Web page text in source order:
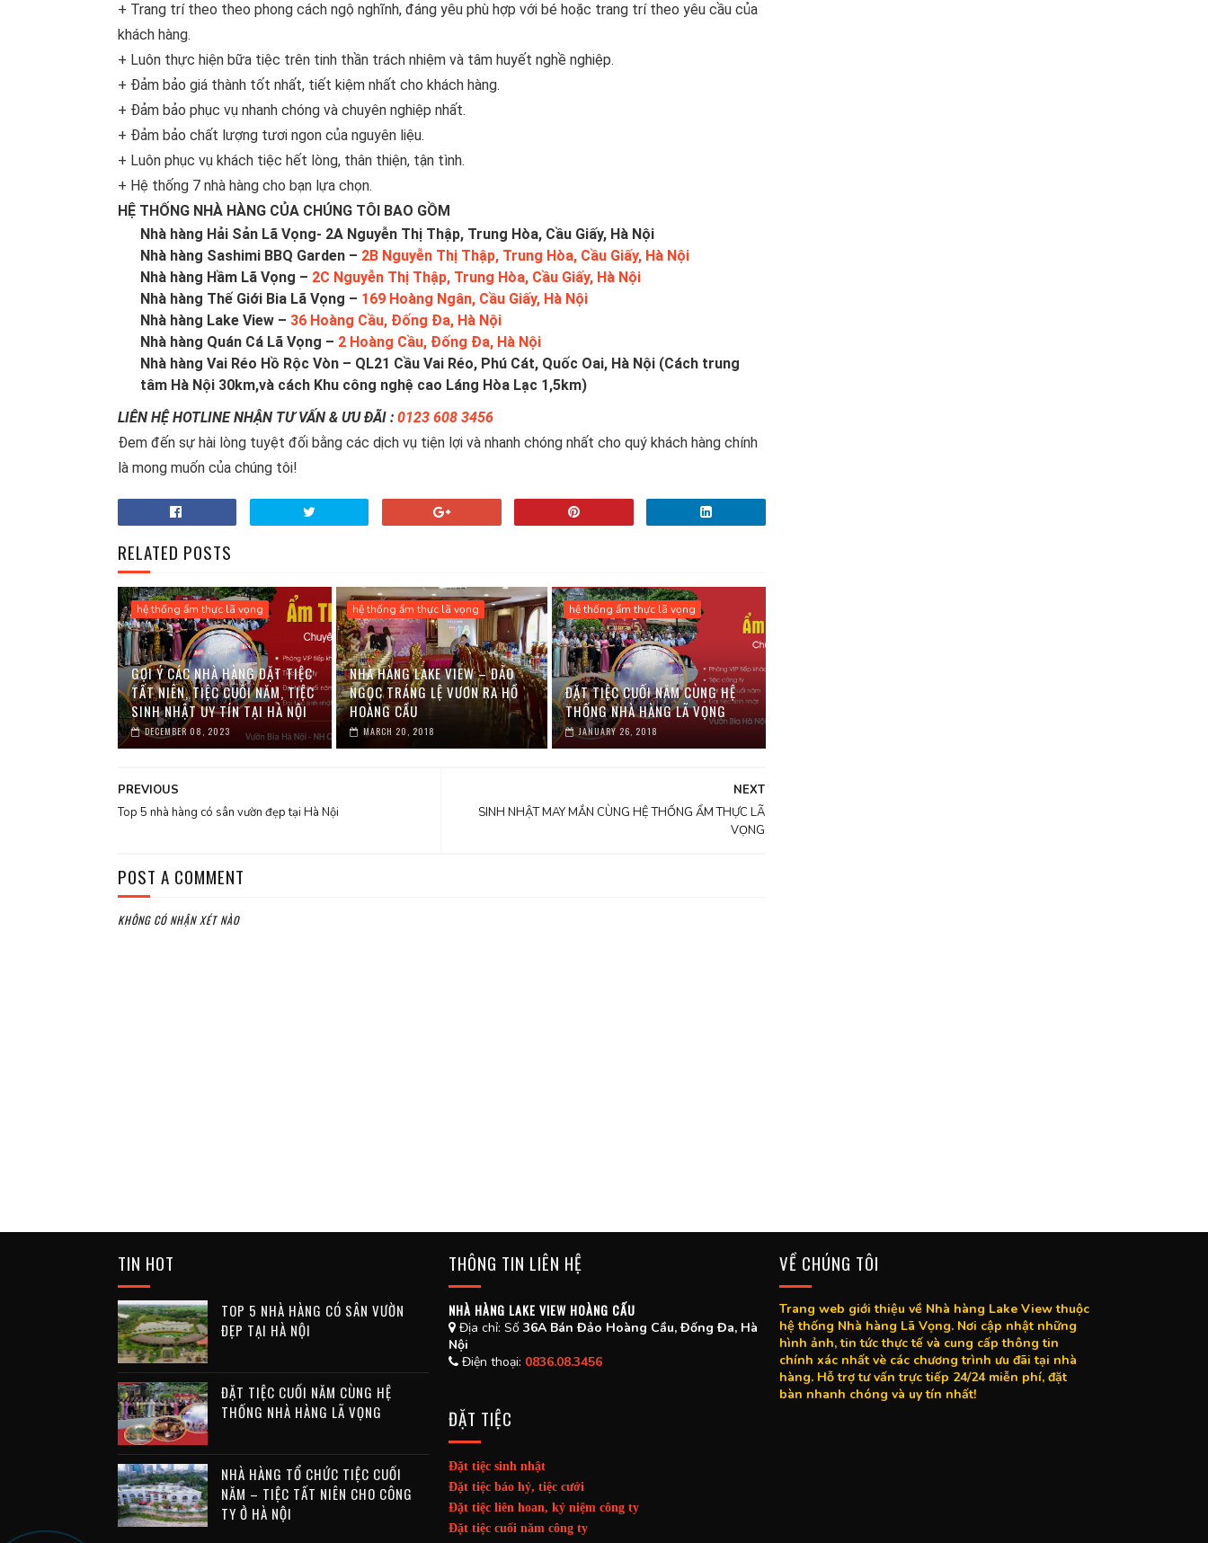
+ Trang trí theo theo phong cách ngộ nghĩnh, đáng yêu phù hợp với bé hoặc trang trí theo yêu cầu của
khách hàng.
+ Luôn thực hiện bữa tiệc trên tinh thần trách nhiệm và tâm huyết nghề nghiệp.
+ Đảm bảo giá thành tốt nhất, tiết kiệm nhất cho khách hàng.
+ Đảm bảo phục vụ nhanh chóng và chuyên nghiệp nhất.
+ Đảm bảo chất lượng tươi ngon của nguyên liệu.
+ Luôn phục vụ khách tiệc hết lòng, thân thiện, tận tình.
+ Hệ thống 7 nhà hàng cho bạn lựa chọn.
HỆ THỐNG NHÀ HÀNG CỦA CHÚNG TÔI BAO GỒM
Nhà hàng Hải Sản Lã Vọng- 2A Nguyễn Thị Thập, Trung Hòa, Cầu Giấy, Hà Nội
Nhà hàng Sashimi BBQ Garden – 2B Nguyễn Thị Thập, Trung Hòa, Cầu Giấy, Hà Nội
Nhà hàng Hầm Lã Vọng – 2C Nguyễn Thị Thập, Trung Hòa, Cầu Giấy, Hà Nội
Nhà hàng Thế Giới Bia Lã Vọng – 169 Hoàng Ngân, Cầu Giấy, Hà Nội
Nhà hàng Lake View – 36 Hoàng Cầu, Đống Đa, Hà Nội
Nhà hàng Quán Cá Lã Vọng – 2 Hoàng Cầu, Đống Đa, Hà Nội
Nhà hàng Vai Réo Hồ Rộc Vòn – QL21 Cầu Vai Réo, Phú Cát, Quốc Oai, Hà Nội (Cách trung
tâm Hà Nội 30km,và cách Khu công nghệ cao Láng Hòa Lạc 1,5km)
LIÊN HỆ HOTLINE NHẬN TƯ VẤN & ƯU ĐÃI : 0123 608 3456
Đem đến sự hài lòng tuyệt đối bằng các dịch vụ tiện lợi và nhanh chóng nhất cho quý khách hàng chính
là mong muốn của chúng tôi!
RELATED POSTS
hệ thống ẩm thực lã vọng
GỢI Ý CÁC NHÀ HÀNG ĐẶT TIỆC
TẤT NIÊN, TIỆC CUỐI NĂM, TIỆC
SINH NHẬT UY TÍN TẠI HÀ NỘI
DECEMBER 08, 2023
hệ thống ẩm thực lã vọng
NHÀ HÀNG LAKE VIEW – ĐẢO
NGỌC TRÁNG LỆ VƯƠN RA HỒ
HOÀNG CẦU
MARCH 20, 2018
hệ thống ẩm thực lã vọng
ĐẶT TIỆC CUỐI NĂM CÙNG HỆ
THỐNG NHÀ HÀNG LÃ VỌNG
JANUARY 26, 2018
NEXT
SINH NHẬT MAY MẮN CÙNG HỆ THỐNG ẨM THỰC LÃ
VỌNG
PREVIOUS
Top 5 nhà hàng có sân vườn đẹp tại Hà Nội
POST A COMMENT
KHÔNG CÓ NHẬN XÉT NÀO
TIN HOT
TOP 5 NHÀ HÀNG CÓ SÂN VƯỜN
ĐẸP TẠI HÀ NỘI
ĐẶT TIỆC CUỐI NĂM CÙNG HỆ
THỐNG NHÀ HÀNG LÃ VỌNG
NHÀ HÀNG TỔ CHỨC TIỆC CUỐI
NĂM – TIỆC TẤT NIÊN CHO CÔNG
TY Ở HÀ NỘI
THÔNG TIN LIÊN HỆ
NHÀ HÀNG LAKE VIEW HOÀNG CẤU
Địa chỉ: Số 36A Bán Đảo Hoàng Cầu, Đống Đa, Hà
Nội
Điện thoại: 0836.08.3456
ĐẶT TIỆC
Đặt tiệc sinh nhật
Đặt tiệc báo hỷ, tiệc cưới
Đặt tiệc liên hoan, kỷ niệm công ty
Đặt tiệc cuối năm công ty
VỀ CHÚNG TÔI
Trang web giới thiệu về Nhà hàng Lake View thuộc
hệ thống Nhà hàng Lã Vọng. Nơi cập nhật những
hình ảnh, tin tức thực tế và cung cấp thông tin
chính xác nhất vè các chương trình ưu đãi tại nhà
hàng. Hỗ trợ tư vấn trực tiếp 24/24 miễn phí, đặt
bàn nhanh chóng và uy tín nhất!